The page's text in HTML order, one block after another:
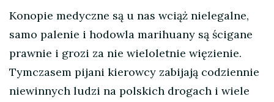
Konopie medyczne są u nas wciąż nielegalne,
samo palenie i hodowla marihuany są ścigane
prawnie i grozi za nie wieloletnie więzienie.
Tymczasem pijani kierowcy zabijają codziennie
niewinnych ludzi na polskich drogach i wiele